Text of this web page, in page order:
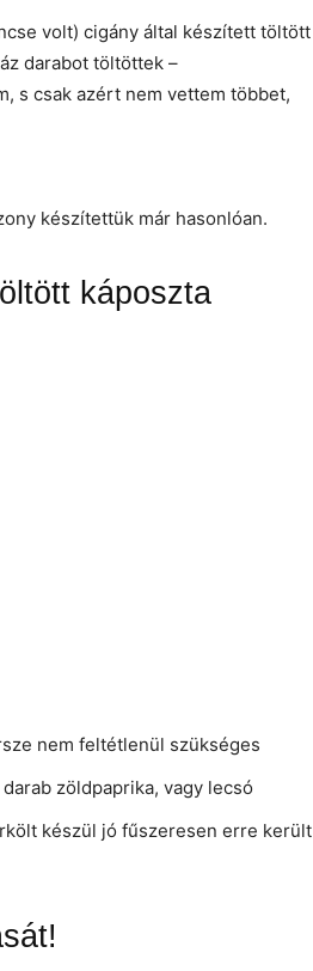
volt) cigány által készített töltött
darabot töltöttek –
s csak azért nem vettem többet,
készítettük már hasonlóan.
káposzta
nem feltétlenül szükséges
zöldpaprika, vagy lecsó
készül jó fűszeresen erre került